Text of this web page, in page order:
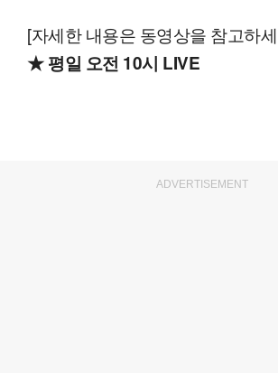
[자세한 내용은 동영상을 참고하
★ 평일 오전 10시 LIVE
ADVERTISEMENT